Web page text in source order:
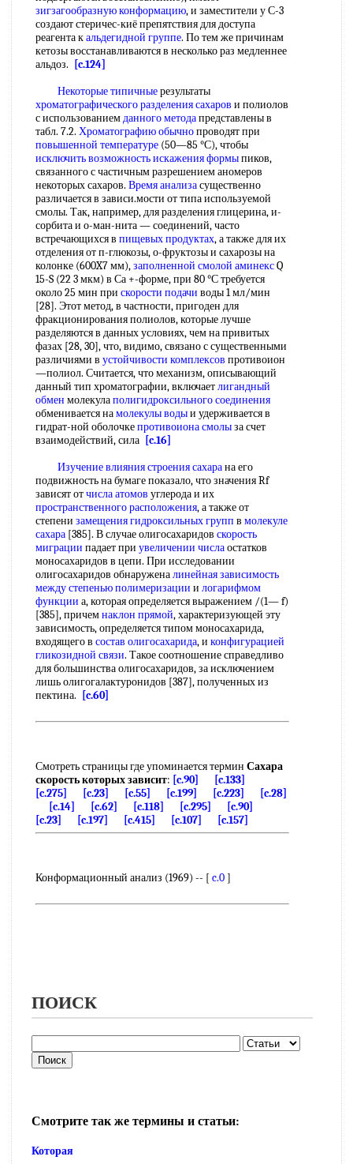
зигзагообразную конформацию, и заместители у С-3
создают стеричес-киё препятствия для доступа
реагента кальдегидной группе. По тем же причинам
кетозы восстанавливаются в несколько раз медленнее
альдоз.
[c.124]
Некоторые типичныерезультаты
хроматографического разделения сахаров и полиолов
с использованиемданного методапредставлены в
табл. 7.2. Хроматографию обычнопроводят при
повышенной температуре (50—85 °С), чтобы
исключить возможностьискажения формыпиков,
связанного с частичным разрешением аномеров
некоторых сахаров. Время анализасущественно
различается в зависи.мости от типа используемой
смолы. Так, например, для разделения глицерина, и-
сорбита и о-ман-нита — соединений, часто
встречающихся в пищевых продуктах, а также для их
отделения от п-глюкозы, о-фруктозы и сахарозы на
колонке (600X7 мм),заполненной смолой аминексQ
15-S (22 3 мкм) в Са +-форме, при 80 °С требуется
около 25 мин при скорости подачи воды 1 мл/мин
[28]. Этот метод, в частности, пригоден для
фракционирования полиолов, которые лучше
разделяются в данных условиях, чем на привитых
фазах [28, 30], что, видимо, связано с существенными
различиями в устойчивости комплексов противоион
—полиол. Считается, что механизм, описывающий
данный тип хроматографии, включаетлигандный
обмен молекулаполигидроксильного соединения
обменивается намолекулы водыи удерживается в
гидрат-ной оболочкепротивоиона смолыза счет
взаимодействий, сила [c.16]
Изучение влияниястроения сахарана его
подвижность на бумаге показало, что значения Rf
зависят отчисла атомов углерода и их
пространственного расположения, а также от
степени замещения гидроксильных групп в молекуле
сахара [385]. В случае олигосахаридов скорость
миграции падает при увеличении числаостатков
моносахаридов в цепи. При исследовании
олигосахаридов обнаруженалинейная зависимость
междустепенью полимеризации и логарифмом
функции а, которая определяется выражением /(1— f)
[385], причемнаклон прямой, характеризующей эту
зависимость, определяется типом моносахарида,
входящего в состав олигосахарида, и конфигурацией
гликозидной связи. Такое соотношение справедливо
для большинства олигосахаридов, за исключением
лишь олигогалактуронидов [387], полученных из
пектина.
[c.60]
Смотреть страницы где упоминается термин Сахара
скорость которых зависит: [c.90]
[c.133]
[c.275]
[c.23] [c.55] [c.199] [c.223]
[c.28]
[c.14]
[c.62] [c.118] [c.295]
[c.90]
[c.23]
[c.197] [c.415] [c.107] [c.157]
Конформационный анализ (1969) -- [ c.0]
ПОИСК
Смотрите так же термины и статьи:
Которая